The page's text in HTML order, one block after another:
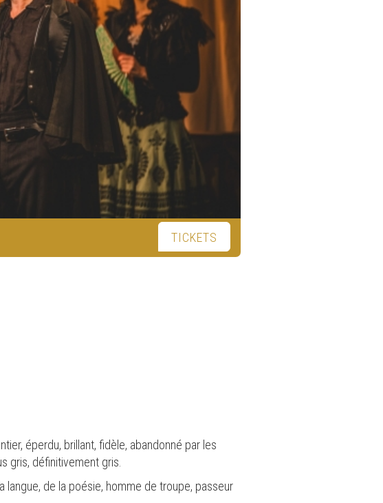
TICKETS
éperdu, brillant, fidèle, abandonné par les
gris, définitivement gris.
de la poésie, homme de troupe, passeur